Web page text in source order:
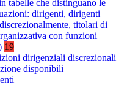
tabelle che distinguano le
dirigenti, dirigenti
titolari di
con funzioni
19
dirigenziali discrezionali
disponibili